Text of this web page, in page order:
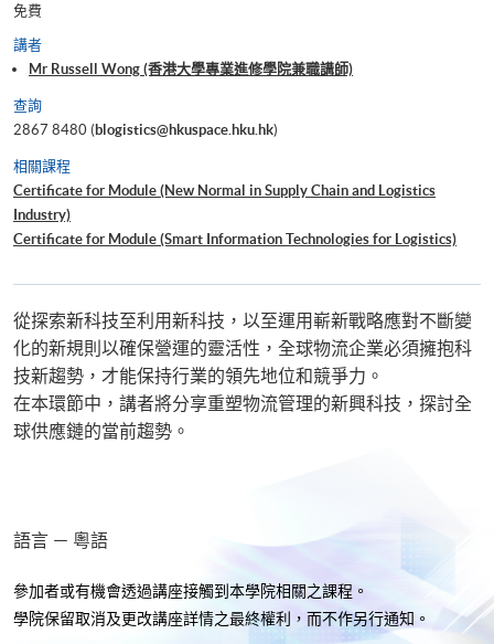
免費
講者
Mr Russell Wong (香港大學專業進修學院兼職講師)
查詢
2867 8480 (blogistics@hkuspace.hku.hk)
相關課程
Certificate for Module (New Normal in Supply Chain and Logistics
Industry)
Certificate for Module (Smart Information Technologies for Logistics)
從探索新科技至利用新科技，以至運用嶄新戰略應對不斷變
化的新規則以確保營運的靈活性，全球物流企業必須擁抱科
技新趨勢，才能保持行業的領先地位和競爭力。
在本環節中，講者將分享重塑物流管理的新興科技，探討全
球供應鏈的當前趨勢。
語言 － 粵語
參加者或有機會透過講座接觸到本學院相關之課程。
學院保留取消及更改講座詳情之最終權利，而不作另行通知 。